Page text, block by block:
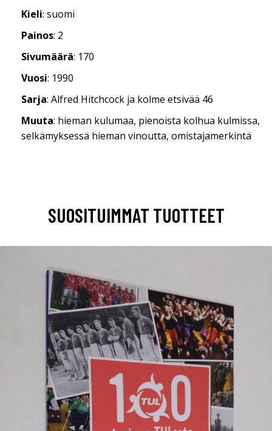
Kieli: suomi
Painos: 2
Sivumäärä: 170
Vuosi: 1990
Sarja: Alfred Hitchcock ja kolme etsivää 46
Muuta: hieman kulumaa, pienoista kolhua kulmissa,
selkämyksessä hieman vinoutta, omistajamerkintä
SUOSITUIMMAT TUOTTEET